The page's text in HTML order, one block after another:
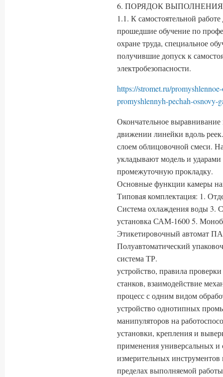
6. ПОРЯДОК
1.1. К самостоятельной
прошедшие обучение по
охране труда, специальное
получившие допуск к
электробезопасности.
https://stromet.ru/
promyshlennyh-pechah-osnovy-
Окончательное выравнивание
движении линейки вдоль
слоем облицовочной смеси.
укладывают модель и
промежуточную прокладку.
Основные функции камеры
Типовая комплектация: 1.
Система охлаждения воды 3.
установка САМ-1600 5.
Этикетировочный автомат
Полуавтоматический
система ТР.
устройство, правила
станков, взаимодействие
процесс с одним видом
устройство однотипных
манипуляторов на
установки, крепления и
применения универсальных
измерительных
пределах выполняемой